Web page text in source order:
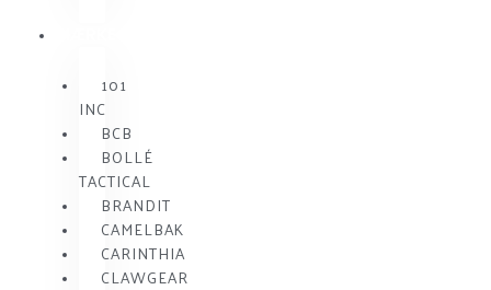
101
INC
BCB
BOLLÉ
TACTICAL
BRANDIT
CAMELBAK
CARINTHIA
CLAWGEAR